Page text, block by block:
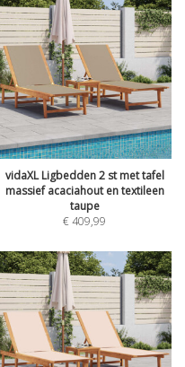
vidaXL Ligbedden 2 st met tafel
massief acaciahout en textileen
taupe
€409,99